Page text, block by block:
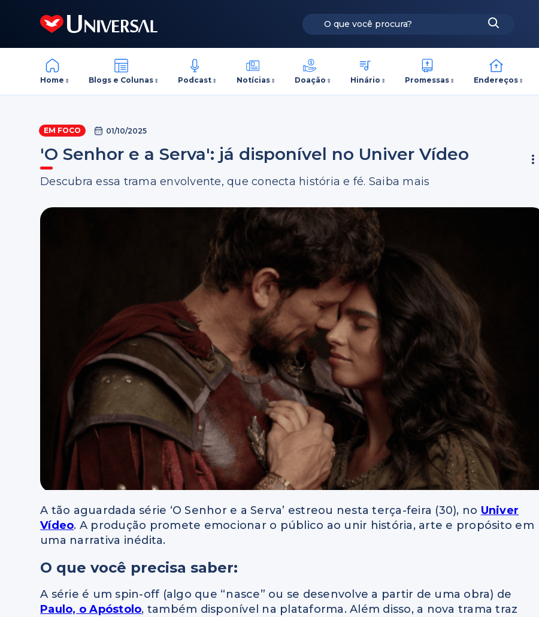
Home Blogs e Colunas Podcast Notícias Doação Hinário Promessas Endereços
EM FOCO 01/10/2025
'O Senhor e a Serva': já disponível no Univer Vídeo
Descubra essa trama envolvente, que conecta história e fé. Saiba mais
A tão aguardada série ‘O Senhor e a Serva’ estreou nesta terça-feira (30), no Univer
Vídeo. A produção promete emocionar o público ao unir história, arte e propósito em
uma narrativa inédita.
O que você precisa saber:
A série é um spin-off (algo que “nasce” ou se desenvolve a partir de uma obra) de
Paulo, o Apóstolo, também disponível na plataforma. Além disso, a nova trama traz